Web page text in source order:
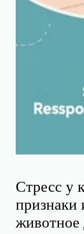
Стресс у
признаки
животное